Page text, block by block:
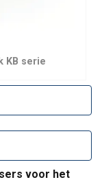
KB serie
voor het